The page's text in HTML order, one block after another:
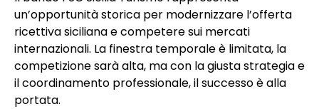
un’opportunità storica per modernizzare l’offerta
ricettiva siciliana e competere sui mercati
internazionali. La finestra temporale è limitata, la
competizione sarà alta, ma con la giusta strategia e
il coordinamento professionale, il successo è alla
portata.